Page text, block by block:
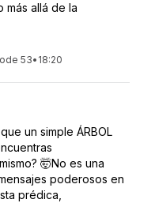
más allá de la
53• 18:20
un simple ÁRBOL
🤯No es una
poderosos en
prédica,